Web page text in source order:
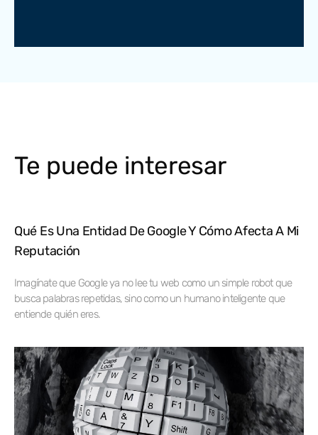
Te puede interesar
Qué Es Una Entidad De Google Y Cómo Afecta A Mi
Reputación
Imagínate que Google ya no lee tu web como un simple robot que
busca palabras repetidas, sino como un humano inteligente que
entiende quién eres.